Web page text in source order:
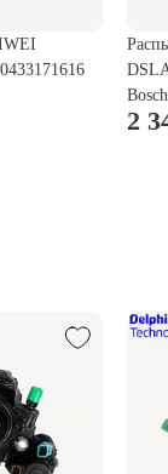
Bosch
2